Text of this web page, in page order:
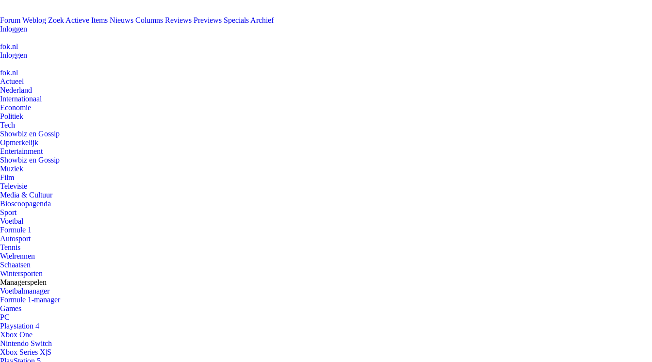
Forum Weblog Zoek Actieve Items Nieuws Columns Reviews Previews Specials Archief
Inloggen
fok.nl
Inloggen
fok.nl
Actueel
Nederland
Internationaal
Economie
Politiek
Tech
Showbiz en Gossip
Opmerkelijk
Entertainment
Showbiz en Gossip
Muziek
Film
Televisie
Media & Cultuur
Bioscoopagenda
Sport
Voetbal
Formule 1
Autosport
Tennis
Wielrennen
Schaatsen
Wintersporten
Managerspelen
Voetbalmanager
Formule 1-manager
Games
PC
Playstation 4
Xbox One
Nintendo Switch
Xbox Series X|S